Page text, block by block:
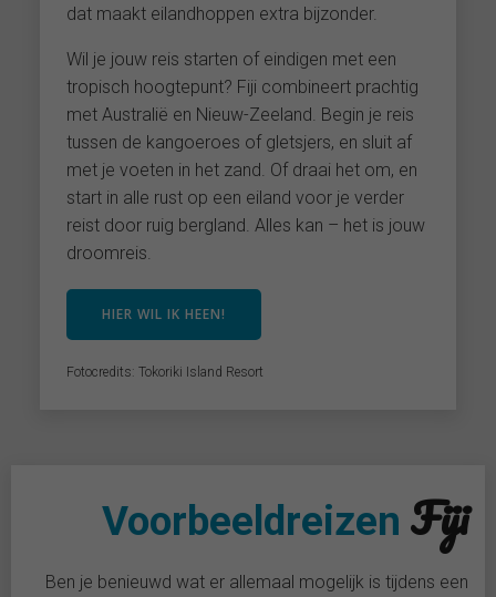
dat maakt eilandhoppen extra bijzonder.
Wil je jouw reis starten of eindigen met een
tropisch hoogtepunt? Fiji combineert prachtig
met Australië en Nieuw-Zeeland. Begin je reis
tussen de kangoeroes of gletsjers, en sluit af
met je voeten in het zand. Of draai het om, en
start in alle rust op een eiland voor je verder
reist door ruig bergland. Alles kan – het is jouw
droomreis.
HIER WIL IK HEEN!
Fotocredits: Tokoriki Island Resort
Voorbeeldreizen Fiji
Ben je benieuwd wat er allemaal mogelijk is tijdens een